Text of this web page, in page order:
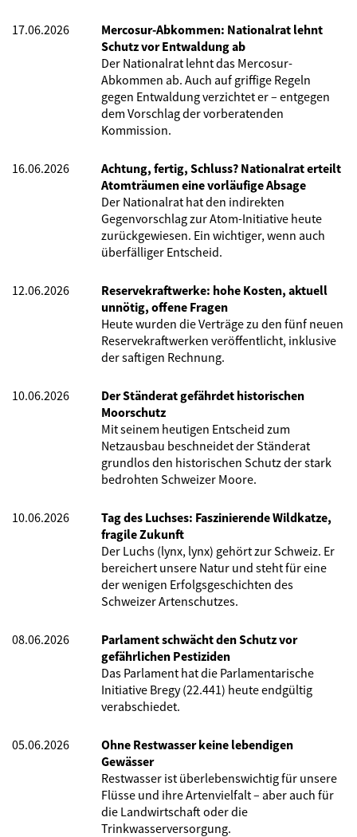
17.06.2026
Mercosur-Abkommen: Nationalrat lehnt
Schutz vor Entwaldung ab
Der Nationalrat lehnt das Mercosur-
Abkommen ab. Auch auf griffige Regeln
gegen Entwaldung verzichtet er – entgegen
dem Vorschlag der vorberatenden
Kommission.
16.06.2026
Achtung, fertig, Schluss? Nationalrat erteilt
Atomträumen eine vorläufige Absage
Der Nationalrat hat den indirekten
Gegenvorschlag zur Atom-Initiative heute
zurückgewiesen. Ein wichtiger, wenn auch
überfälliger Entscheid.
12.06.2026
Reservekraftwerke: hohe Kosten, aktuell
unnötig, offene Fragen
Heute wurden die Verträge zu den fünf neuen
Reservekraftwerken veröffentlicht, inklusive
der saftigen Rechnung.
10.06.2026
Der Ständerat gefährdet historischen
Moorschutz
Mit seinem heutigen Entscheid zum
Netzausbau beschneidet der Ständerat
grundlos den historischen Schutz der stark
bedrohten Schweizer Moore.
10.06.2026
Tag des Luchses: Faszinierende Wildkatze,
fragile Zukunft
Der Luchs (lynx, lynx) gehört zur Schweiz. Er
bereichert unsere Natur und steht für eine
der wenigen Erfolgsgeschichten des
Schweizer Artenschutzes.
08.06.2026
Parlament schwächt den Schutz vor
gefährlichen Pestiziden
Das Parlament hat die Parlamentarische
Initiative Bregy (22.441) heute endgültig
verabschiedet.
05.06.2026
Ohne Restwasser keine lebendigen
Gewässer
Restwasser ist überlebenswichtig für unsere
Flüsse und ihre Artenvielfalt – aber auch für
die Landwirtschaft oder die
Trinkwasserversorgung.